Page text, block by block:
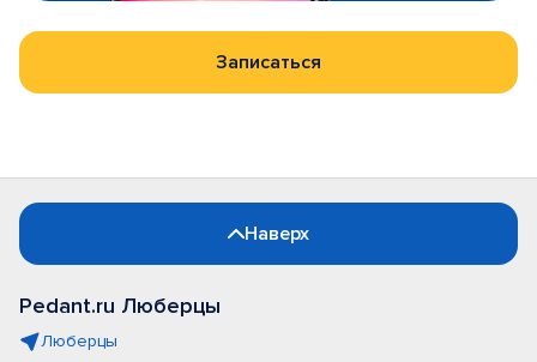
Записаться
Наверх
Pedant.ru Люберцы
Люберцы